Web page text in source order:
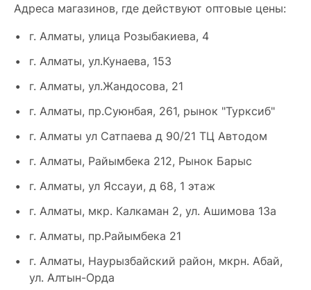
Адреса магазинов, где действуют оптовые цены:
г. Алматы, улица Розыбакиева, 4
г. Алматы, ул.Кунаева, 153
г. Алматы, ул.Жандосова, 21
г. Алматы, пр.Суюнбая, 261, рынок "Турксиб"
г. Алматы ул Сатпаева д 90/21 ТЦ Автодом
г. Алматы, Райымбека 212, Рынок Барыс
г. Алматы, ул Ясcауи, д 68, 1 этаж
г. Алматы, мкр. Калкаман 2, ул. Ашимова 13а
г. Алматы, пр.Райымбека 21
г. Алматы, Наурызбайский район, мкрн. Абай,
ул. Алтын-Орда